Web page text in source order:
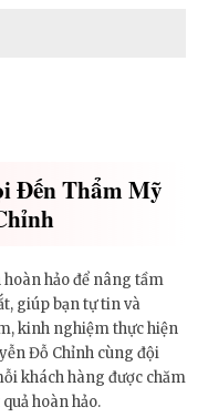
Đến Thẩm Mỹ
hảo để nâng tầm
giúp bạn tự tin và
kinh nghiệm thực hiện
Đỗ Chỉnh cùng đội
khách hàng được chăm
hoàn hảo.